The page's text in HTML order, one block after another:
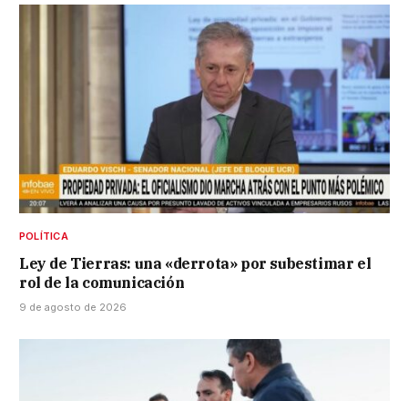
POLÍTICA
Ley de Tierras: una «derrota» por subestimar el
rol de la comunicación
9 de agosto de 2026